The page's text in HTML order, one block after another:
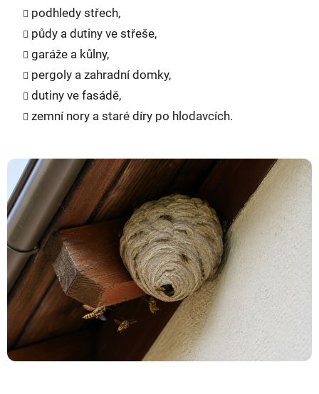
podhledy střech,
půdy a dutiny ve střeše,
garáže a kůlny,
pergoly a zahradní domky,
dutiny ve fasádě,
zemní nory a staré díry po hlodavcích.